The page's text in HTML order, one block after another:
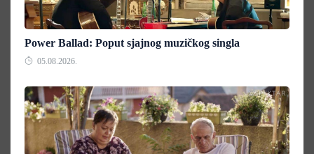
Power Ballad: Poput sjajnog muzičkog singla
05.08.2026.